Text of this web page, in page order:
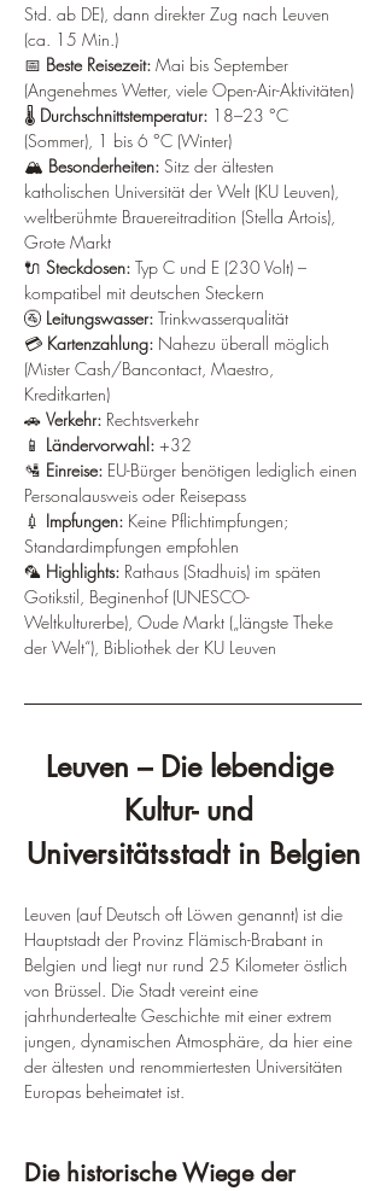
Std. ab DE), dann direkter Zug nach Leuven
(ca. 15 Min.)
📅 Beste Reisezeit: Mai bis September
(Angenehmes Wetter, viele Open-Air-Aktivitäten)
🌡️ Durchschnittstemperatur: 18–23 °C
(Sommer), 1 bis 6 °C (Winter)
🏔️ Besonderheiten: Sitz der ältesten
katholischen Universität der Welt (KU Leuven),
weltberühmte Brauereitradition (Stella Artois),
Grote Markt
🔌 Steckdosen: Typ C und E (230 Volt) –
kompatibel mit deutschen Steckern
🚰 Leitungswasser: Trinkwasserqualität
💳 Kartenzahlung: Nahezu überall möglich
(Mister Cash/Bancontact, Maestro,
Kreditkarten)
🚗 Verkehr: Rechtsverkehr
📱 Ländervorwahl: +32
🛂 Einreise: EU-Bürger benötigen lediglich einen
Personalausweis oder Reisepass
💉 Impfungen: Keine Pflichtimpfungen;
Standardimpfungen empfohlen
🦜 Highlights: Rathaus (Stadhuis) im späten
Gotikstil, Beginenhof (UNESCO-
Weltkulturerbe), Oude Markt („längste Theke
der Welt“), Bibliothek der KU Leuven
Leuven – Die lebendige
Kultur- und
Universitätsstadt in Belgien
Leuven (auf Deutsch oft Löwen genannt) ist die
Hauptstadt der Provinz Flämisch-Brabant in
Belgien und liegt nur rund 25 Kilometer östlich
von Brüssel. Die Stadt vereint eine
jahrhundertealte Geschichte mit einer extrem
jungen, dynamischen Atmosphäre, da hier eine
der ältesten und renommiertesten Universitäten
Europas beheimatet ist.
Die historische Wiege der